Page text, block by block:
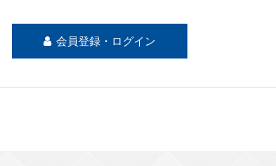
会員登録・ログイン